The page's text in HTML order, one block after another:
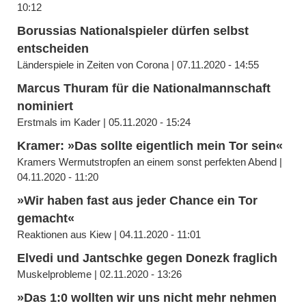
10:12
Borussias Nationalspieler dürfen selbst
entscheiden
Länderspiele in Zeiten von Corona | 07.11.2020 - 14:55
Marcus Thuram für die Nationalmannschaft
nominiert
Erstmals im Kader | 05.11.2020 - 15:24
Kramer: »Das sollte eigentlich mein Tor sein«
Kramers Wermutstropfen an einem sonst perfekten Abend |
04.11.2020 - 11:20
»Wir haben fast aus jeder Chance ein Tor
gemacht«
Reaktionen aus Kiew | 04.11.2020 - 11:01
Elvedi und Jantschke gegen Donezk fraglich
Muskelprobleme | 02.11.2020 - 13:26
»Das 1:0 wollten wir uns nicht mehr nehmen